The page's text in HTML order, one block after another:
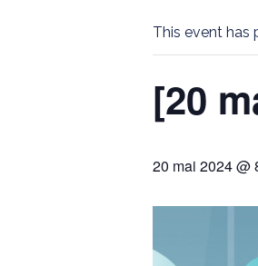
This event has
[20
20 mai 2024 @